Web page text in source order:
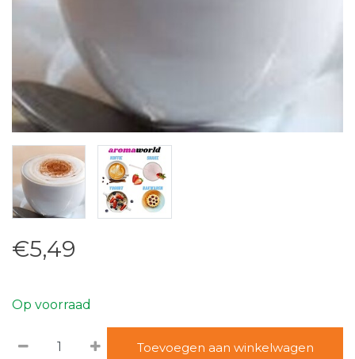
€5,49
Op voorraad
Toevoegen aan winkelwagen